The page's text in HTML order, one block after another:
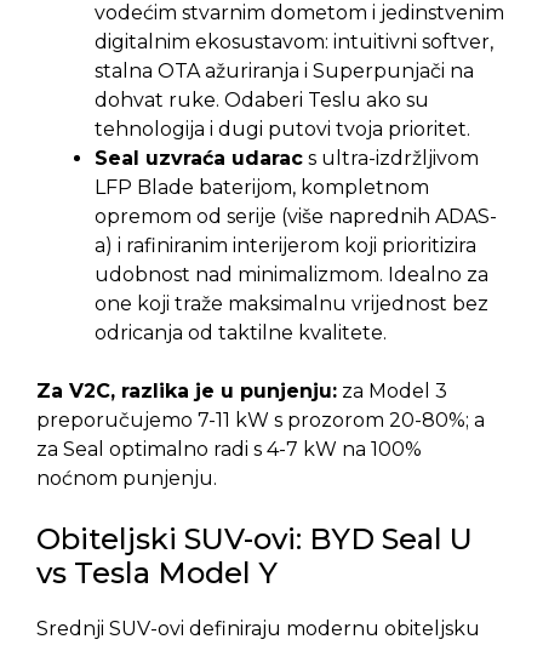
vodećim stvarnim dometom i jedinstvenim
digitalnim ekosustavom: intuitivni softver,
stalna OTA ažuriranja i Superpunjači na
dohvat ruke. Odaberi Teslu ako su
tehnologija i dugi putovi tvoja prioritet.
Seal uzvraća udarac s ultra-izdržljivom
LFP Blade baterijom, kompletnom
opremom od serije (više naprednih ADAS-
a) i rafiniranim interijerom koji prioritizira
udobnost nad minimalizmom. Idealno za
one koji traže maksimalnu vrijednost bez
odricanja od taktilne kvalitete.
Za V2C, razlika je u punjenju: za Model 3
preporučujemo 7-11 kW s prozorom 20-80%; a
za Seal optimalno radi s 4-7 kW na 100%
noćnom punjenju.
Obiteljski SUV-ovi: BYD Seal U
vs Tesla Model Y
Srednji SUV-ovi definiraju modernu obiteljsku